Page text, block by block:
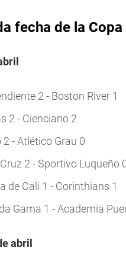
fecha de la
2 - Boston River 1
2 - Cienciano 2
2 - Atlético Grau 0
2 - Sportivo Luqueño
de Cali 1 - Corinthians 1
Gama 1 - Academia
abril